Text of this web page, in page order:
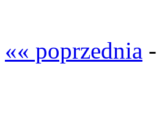
«« poprzednia -